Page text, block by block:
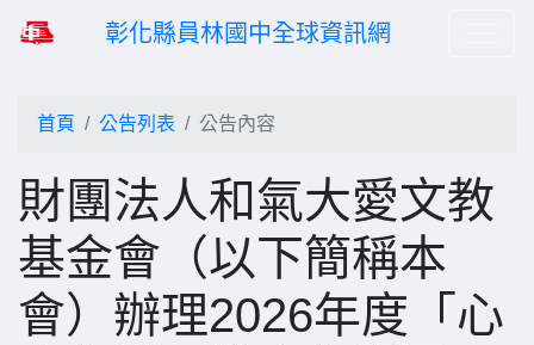
彰化縣員林國中全球資訊網
首頁 公告列表 公告內容
財團法人和氣大愛文教
基金會（以下簡稱本
會）辦理2026年度「心